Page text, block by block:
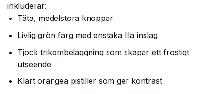
inkluderar:
Täta, medelstora knoppar
Livlig grön färg med enstaka lila inslag
Tjock trikombeläggning som skapar ett frostigt
utseende
Klart orangea pistiller som ger kontrast